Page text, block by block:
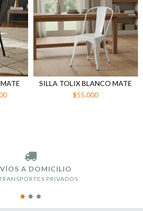
SILLA TOLIX BLANCO MATE
$55.000
A DOMICILIO
PRIVADOS